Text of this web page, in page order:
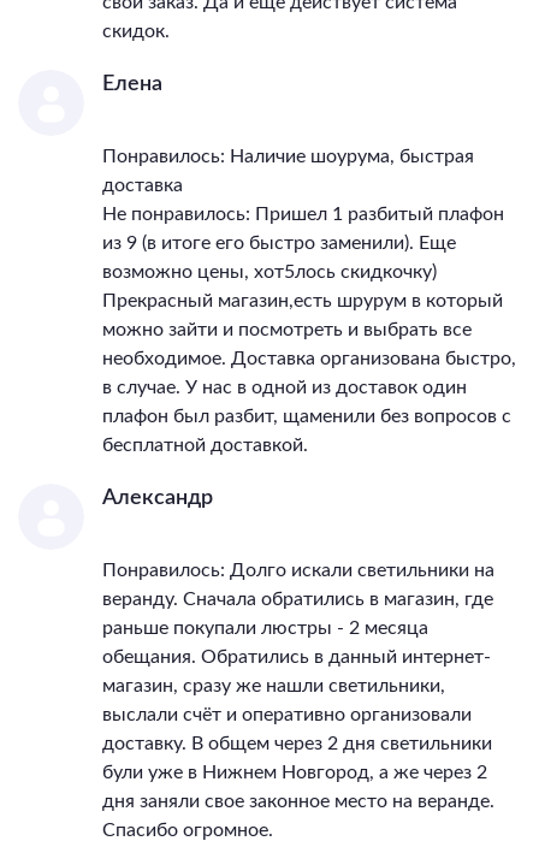
скидок.
Елена
Понравилось: Наличие шоурума, быстрая
доставка
Не понравилось: Пришел 1 разбитый плафон
из 9 (в итоге его быстро заменили). Еще
возможно цены, хот5лось скидкочку)
Прекрасный магазин,есть шрурум в который
можно зайти и посмотреть и выбрать все
необходимое. Доставка организована быстро,
в случае. У нас в одной из доставок один
плафон был разбит, щаменили без вопросов с
бесплатной доставкой.
Александр
Понравилось: Долго искали светильники на
веранду. Сначала обратились в магазин, где
раньше покупали люстры - 2 месяца
обещания. Обратились в данный интернет-
магазин, сразу же нашли светильники,
выслали счёт и оперативно организовали
доставку. В общем через 2 дня светильники
були уже в Нижнем Новгород, а же через 2
дня заняли свое законное место на веранде.
Спасибо огромное.